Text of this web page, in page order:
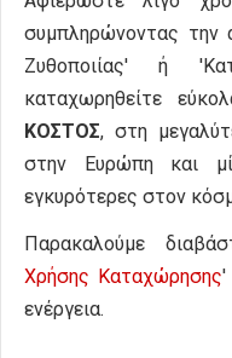
συμπληρώνοντας την
Ζυθοποιίας' ή
καταχωρηθείτε
ΚΟΣΤΟΣ, στη
στην Ευρώπη και
εγκυρότερες στον
Παρακαλούμε
Χρήσης Καταχώρησης'
ενέργεια.